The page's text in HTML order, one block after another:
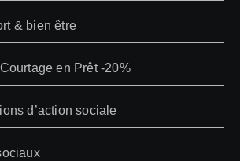
& bien être
en Prêt -20%
d’action sociale